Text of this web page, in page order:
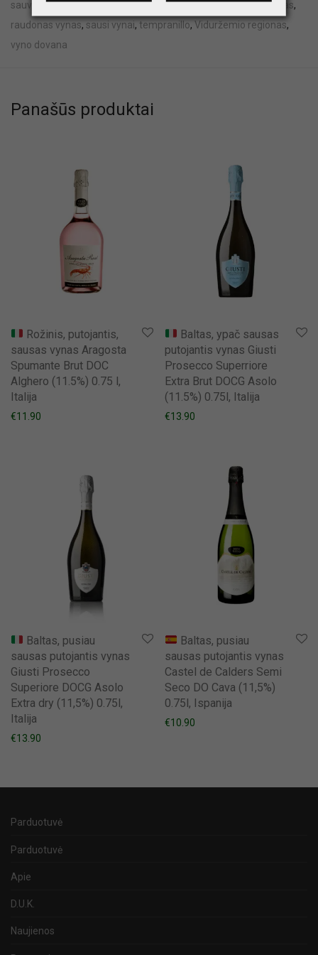
sauvignon,DO Tarragona,gurmaniškas vynas,ispaniškas vynas,
raudonas vynas, sausi vynai, tempranillo, Viduržemio regionas,
vyno dovana
Panašūs produktai
Rožinis, putojantis,
sausas vynas Aragosta
Spumante Brut DOC
Alghero (11.5%) 0.75 l,
Italija
€11.90
Baltas, ypač sausas
putojantis vynas Giusti
Prosecco Superriore
Extra Brut DOCG Asolo
(11.5%) 0.75l, Italija
€13.90
Baltas, pusiau
sausas putojantis vynas
Giusti Prosecco
Superiore DOCG Asolo
Extra dry (11,5%) 0.75l,
Italija
€13.90
Baltas, pusiau
sausas putojantis vynas
Castel de Calders Semi
Seco DO Cava (11,5%)
0.75l, Ispanija
€10.90
Parduotuvė
Parduotuvė
Apie
D.U.K.
Naujienos